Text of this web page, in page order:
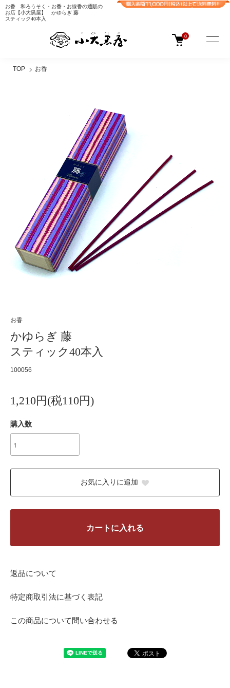
お香 和ろうそく・お香・お線香の通販の
お店【小大黒屋】 かゆらぎ 藤
スティック40本入
0
TOP お香
お香
かゆらぎ 藤
スティック40本入
100056
1,210円(税110円)
購入数
お気に入りに追加
カートに入れる
返品について
特定商取引法に基づく表記
この商品について問い合わせる